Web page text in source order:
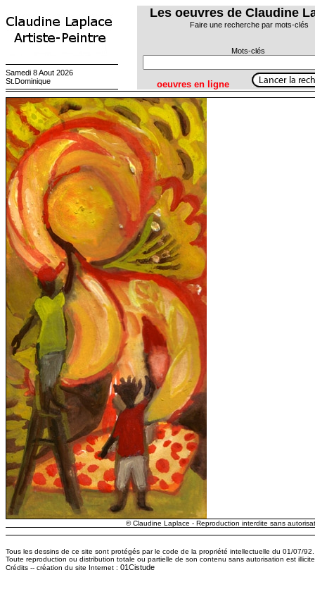
Les oeuvres de Claudine
Faire une recherche par mots-clés
Mots-clés
oeuvres en ligne
Samedi 8 Aout 2026
St.Dominique
© Claudine Laplace - Reproduction interdite sans
Tous les dessins de ce site sont protégés par le code de la propriété intellectuelle du 01/07/92.
Toute reproduction ou distribution totale ou partielle de son contenu sans autorisation est
Crédits -- création du site Internet : 01Cistude